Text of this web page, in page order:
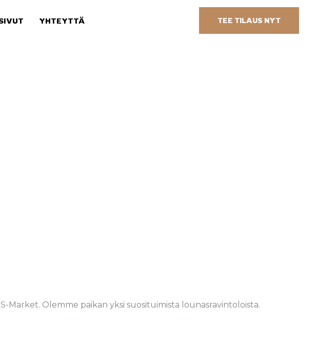
YHTEYTTÄ TEE TILAUS NYT
Market. Olemme paikan yksi suosituimista lounasravintoloista.